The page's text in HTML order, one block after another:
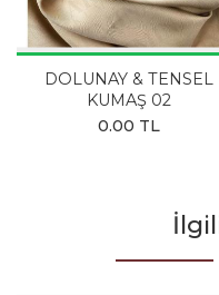
DOLUNAY & TENSEL
KUMAŞ 02
0.00 TL